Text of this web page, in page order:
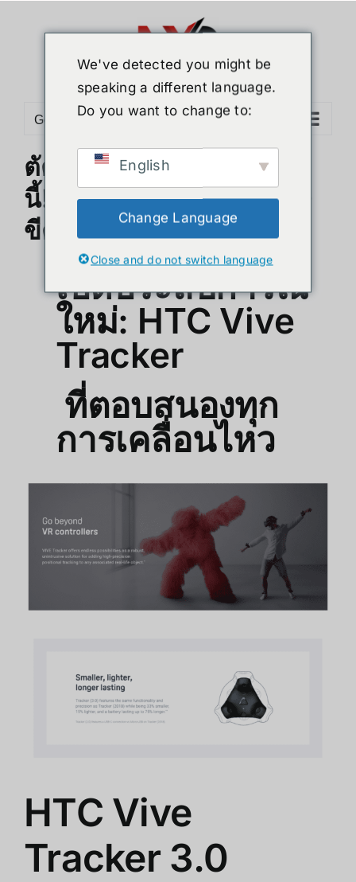
Go to...
ตัดสินใจตอนนี้ หัวเราะพรุ่ง
นี้! HTC Vive Tracker 3.0
ขีดสุดของ VR!
เปิดประสบการณ์
ใหม่: HTC Vive
Tracker
ที่ตอบสนองทุก
การเคลื่อนไหว
HTC Vive
Tracker 3.0
We've detected you might be
speaking a different language.
Do you want to change to:
English
Change Language
Close and do not switch language